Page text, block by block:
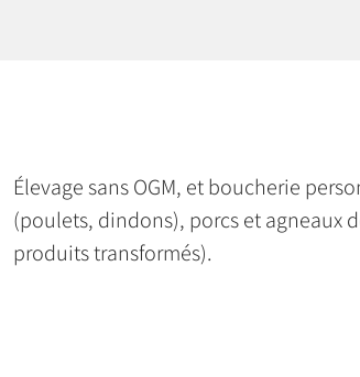
Élevage sans OGM, et boucherie
(poulets, dindons), porcs et agneaux
produits transformés).